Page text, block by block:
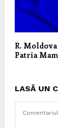
R.
Patria
LASĂ UN